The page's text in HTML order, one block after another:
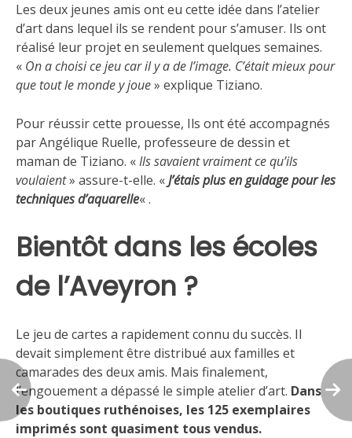
Les deux jeunes amis ont eu cette idée dans l’atelier
d’art dans lequel ils se rendent pour s’amuser. Ils ont
réalisé leur projet en seulement quelques semaines.
« On a choisi ce jeu car il y a de l’image. C’était mieux pour
que tout le monde y joue» explique Tiziano.
Pour réussir cette prouesse, Ils ont été accompagnés
par Angélique Ruelle, professeure de dessin et
maman de Tiziano. «Ils savaient vraiment ce qu’ils
voulaient» assure-t-elle. «J’étais plus en guidage pour les
techniques d’aquarelle« .
Bientôt dans les écoles
de l’Aveyron ?
Le jeu de cartes a rapidement connu du succès. Il
devait simplement être distribué aux familles et
camarades des deux amis. Mais finalement,
l’engouement a dépassé le simple atelier d’art. Dans
les boutiques ruthénoises, les 125 exemplaires
imprimés sont quasiment tous vendus.